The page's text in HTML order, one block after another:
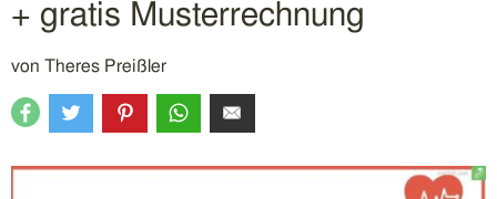
+ gratis Musterrechnung
von Theres Preißler